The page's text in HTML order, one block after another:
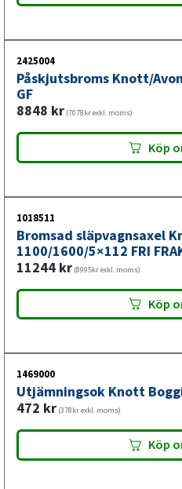
Boggi- och
än att pussla ihop olika delar
om kompatibilitet och sparar
redan anpassat och testat för 3
2425004
Påskjutsbroms Knott/
GF
8848 kr (7078kr exkl. moms)
Köp
1018511
Bromsad släpvagnsaxel
1100/1600/5×112 FRI
11244 kr (8995kr exkl. moms)
Köp
1469000
Utjämningsok Knott
472 kr (378kr exkl. moms)
Köp